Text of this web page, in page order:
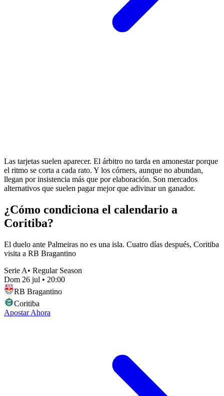
Las tarjetas suelen aparecer. El árbitro no tarda en amonestar porque
el ritmo se corta a cada rato. Y los córners, aunque no abundan,
llegan por insistencia más que por elaboración. Son mercados
alternativos que suelen pagar mejor que adivinar un ganador.
¿Cómo condiciona el calendario a
Coritiba?
El duelo ante Palmeiras no es una isla. Cuatro días después, Coritiba
visita a RB Bragantino
Serie A• Regular Season
Dom 26 jul • 20:00
RB Bragantino
Coritiba
Apostar Ahora